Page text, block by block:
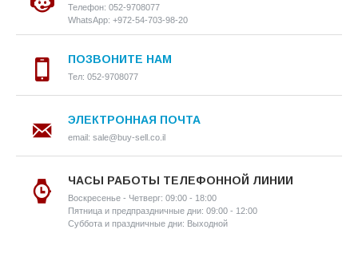
Телефон: 052-9708077
WhatsApp: +972-54-703-98-20
ПОЗВОНИТЕ НАМ
Тел: 052-9708077
ЭЛЕКТРОННАЯ ПОЧТА
email: sale@buy-sell.co.il
ЧАСЫ РАБОТЫ ТЕЛЕФОННОЙ ЛИНИИ
Воскресенье - Четверг: 09:00 - 18:00
Пятница и предпраздничные дни: 09:00 - 12:00
Суббота и праздничные дни: Выходной